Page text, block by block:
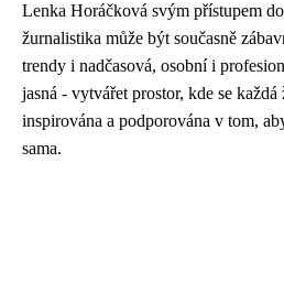
Lenka Horáčková svým přístupem
žurnalistika může být současně
trendy i nadčasová, osobní i
jasná - vytvářet prostor, kde se každá
inspirována a podporována v tom,
sama.